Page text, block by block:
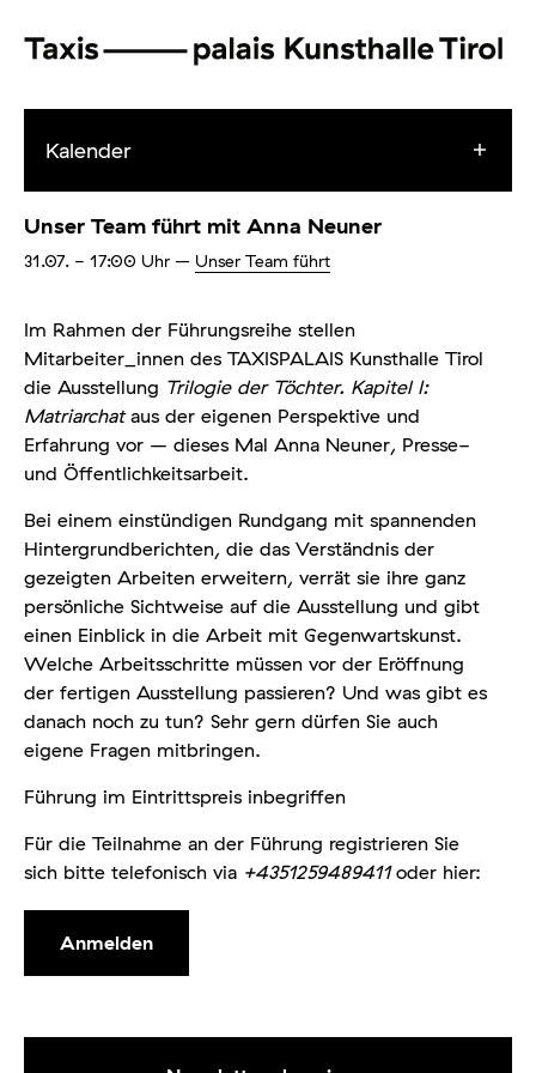
Kalender
Unser Team führt mit Anna Neuner
31.07. - 17:00 Uhr – Unser Team führt
Im Rahmen der Führungsreihe stellen
Mitarbeiter_innen des TAXISPALAIS Kunsthalle Tirol
die Ausstellung Trilogie der Töchter. Kapitel I:
Matriarchataus der eigenen Perspektive und
Erfahrung vor – dieses Mal Anna Neuner, Presse-
und Öffentlichkeitsarbeit.
Bei einem einstündigen Rundgang mit spannenden
Hintergrundberichten, die das Verständnis der
gezeigten Arbeiten erweitern, verrät sie ihre ganz
persönliche Sichtweise auf die Ausstellung und gibt
einen Einblick in die Arbeit mit Gegenwartskunst.
Welche Arbeitsschritte müssen vor der Eröffnung
der fertigen Ausstellung passieren? Und was gibt es
danach noch zu tun? Sehr gern dürfen Sie auch
eigene Fragen mitbringen.
Führung im Eintrittspreis inbegriffen
Für die Teilnahme an der Führung registrieren Sie
sich bitte telefonisch via +4351259489411oder hier:
Anmelden